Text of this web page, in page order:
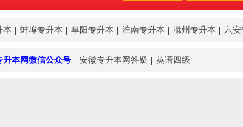
本 蚌埠专升本 阜阳专升本 淮南专升本 滁州专升本 六安
升本网微信公众号 安徽专升本网答疑 英语四级